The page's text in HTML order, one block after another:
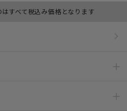
すべて税込み価格となります